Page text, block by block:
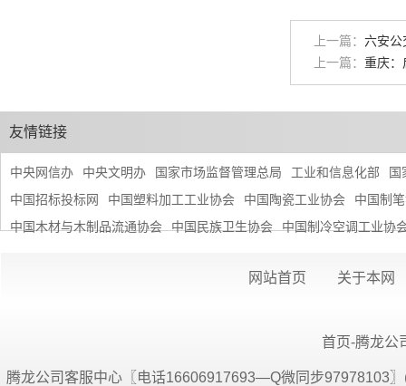
上一篇： 六安公
上一篇： 重庆：
友情链接
中央网信办 中央文明办 国家市场监督管理总局 工业和信息化部
国
中国招标投标网
中国塑料加工工业协会 中国陶瓷工业协会
中国制
中国木材与木制品流通协会
中国民族卫生协会 中国制冷空调工业协
网站首页 关于本网
首页-腾龙公
腾龙公司客服中心〖电话16606917693—Q微同步97978103